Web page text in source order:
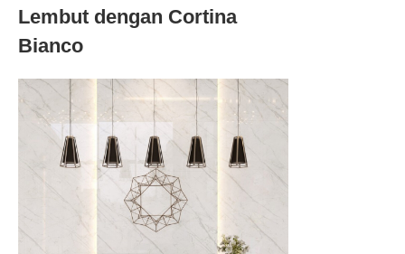
Lembut dengan Cortina
Bianco